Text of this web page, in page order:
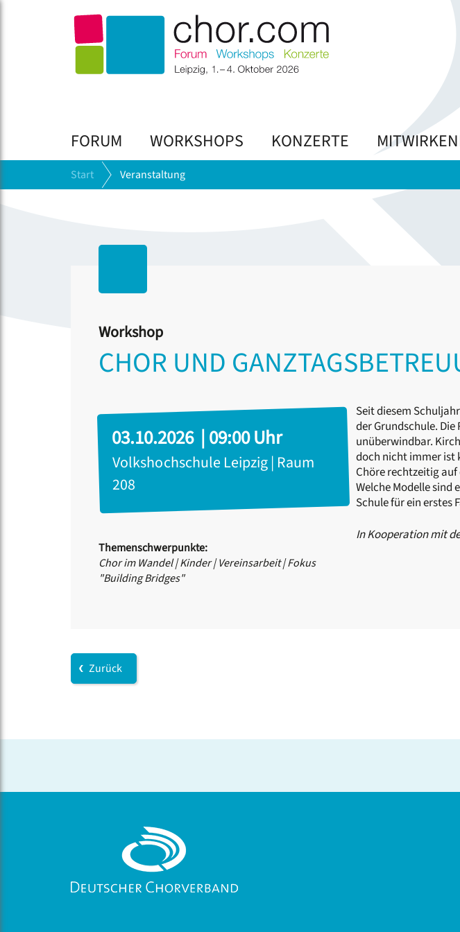
FORUM WORKSHOPS KONZERTE
Start Veranstaltung
Workshop
CHOR UND
03.10.2026 | 09:00 Uhr
Volkshochschule Leipzig | Raum
208
Themenschwerpunkte:
Chor im Wandel|Kinder|Vereinsarbeit|Fokus
"Building Bridges"
Seit diesem
der Grundschule.
unüberwindbar.
doch nicht immer ist
Chöre rechtzeitig auf
Welche Modelle
Schule für ein erstes
In Kooperation mit
Zurück